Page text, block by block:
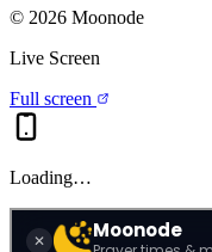
© 2026 Moonode
Live Screen
Full screen
Loading…